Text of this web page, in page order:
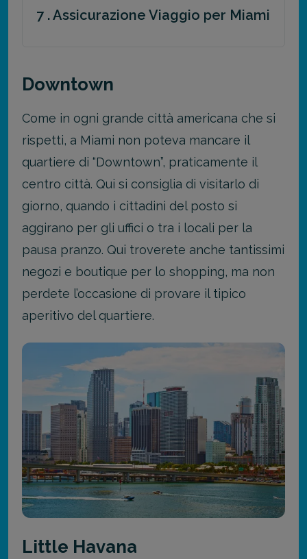
7 . Assicurazione Viaggio per Miami
Downtown
Come in ogni grande città americana che si
rispetti, a Miami non poteva mancare il
quartiere di “Downtown”, praticamente il
centro città. Qui si consiglia di visitarlo di
giorno, quando i cittadini del posto si
aggirano per gli uffici o tra i locali per la
pausa pranzo. Qui troverete anche tantissimi
negozi e boutique per lo shopping, ma non
perdete l’occasione di provare il tipico
aperitivo del quartiere.
Little Havana